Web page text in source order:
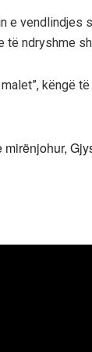
e vendlindjes
të ndryshme
këngë